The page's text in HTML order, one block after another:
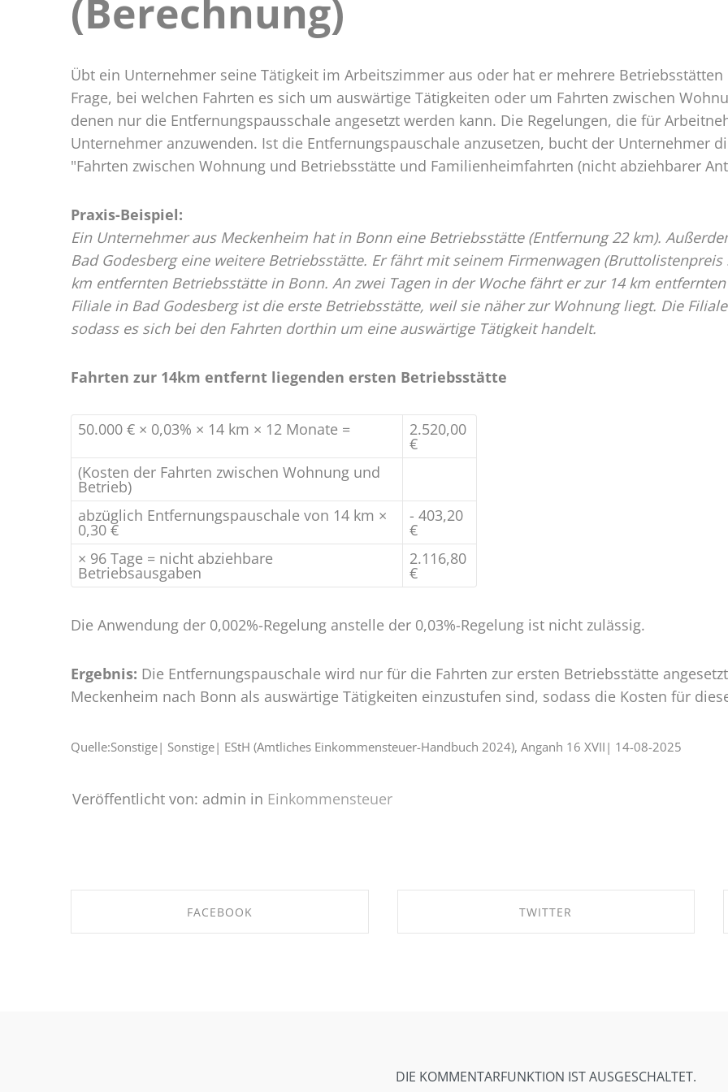
Betriebsstätte
(Berechnung)
(Berechnung)
Übt ein Unternehmer seine Tätigkeit im Arbeitszimmer aus oder hat er mehrere
Frage, bei welchen Fahrten es sich um auswärtige Tätigkeiten oder um Fahrten zwischen
denen nur die Entfernungspausschale angesetzt werden kann. Die Regelungen, die für
Unternehmer anzuwenden. Ist die Entfernungspauschale anzusetzen, bucht der Unternehmer
"Fahrten zwischen Wohnung und Betriebsstätte und Familienheimfahrten (nicht abziehbarer
Praxis-Beispiel:
Ein Unternehmer aus Meckenheim hat in Bonn eine Betriebsstätte (Entfernung 22 km).
Bad Godesberg eine weitere Betriebsstätte. Er fährt mit seinem Firmenwagen (Bruttolistenpreis
km entfernten Betriebsstätte in Bonn. An zwei Tagen in der Woche fährt er zur 14 km
Filiale in Bad Godesberg ist die erste Betriebsstätte, weil sie näher zur Wohnung liegt. Die
sodass es sich bei den Fahrten dorthin um eine auswärtige Tätigkeit handelt.
Fahrten zur 14km entfernt liegenden ersten Betriebsstätte
50.000 € × 0,03% × 14 km × 12 Monate = 2.520,00
€
(Kosten der Fahrten zwischen Wohnung und
Betrieb)
abzüglich Entfernungspauschale von 14 km ×
0,30 €
- 403,20
€
× 96 Tage = nicht abziehbare
Betriebsausgaben
2.116,80
€
Die Anwendung der 0,002%-Regelung anstelle der 0,03%-Regelung ist nicht zulässig.
Ergebnis: Die Entfernungspauschale wird nur für die Fahrten zur ersten Betriebsstätte
Meckenheim nach Bonn als auswärtige Tätigkeiten einzustufen sind, sodass die Kosten für
Quelle:Sonstige| Sonstige| EStH (Amtliches Einkommensteuer-Handbuch 2024), Anganh 16 XVII| 14-08-2025
Veröffentlicht von: admin in Einkommensteuer
FACEBOOK TWITTER
DIE KOMMENTARFUNKTION IST AUSGESCHALTET.